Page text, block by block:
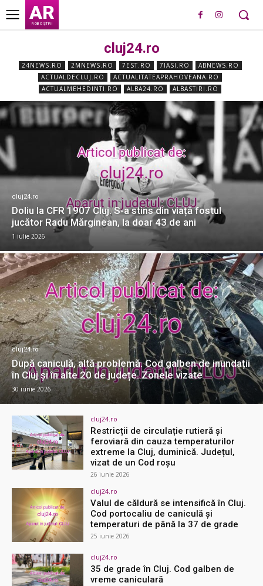
AR
ROBO ȘTIRI
cluj24.ro
24NEWS.RO 2MNEWS.RO 7EST.RO 7IASI.RO
ABNEWS.RO
ACTUALDECLUJ.RO
ACTUALITATEAPRAHOVEANA.RO
ACTUALMEHEDINTI.RO
ALBA24.RO ALBASTIRI.RO
cluj24.ro
Doliu la CFR 1907 Cluj. S-a stins din viață fostul
jucător Radu Mărginean, la doar 43 de ani
1 iulie 2026
cluj24.ro
După caniculă, altă problemă. Cod galben de inundații
în Cluj și în alte 20 de județe. Zonele vizate
30 iunie 2026
cluj24.ro
Restricții de circulație rutieră și
feroviară din cauza temperaturilor
extreme la Cluj, duminică. Județul,
vizat de un Cod roșu
26 iunie 2026
cluj24.ro
Valul de căldură se intensifică în Cluj.
Cod portocaliu de caniculă și
temperaturi de până la 37 de grade
25 iunie 2026
cluj24.ro
35 de grade în Cluj. Cod galben de
vreme caniculară